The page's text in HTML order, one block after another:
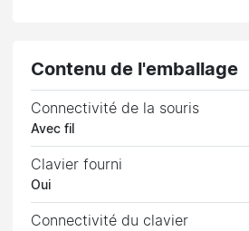
Contenu de l'emballage
Connectivité de la souris
Avec fil
Clavier fourni
Oui
Connectivité du clavier